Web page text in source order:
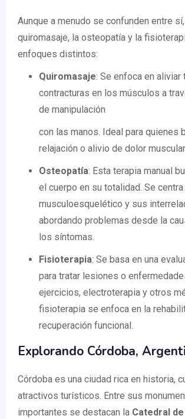
Aunque a menudo se confunden entre sí,
quiromasaje, la osteopatía y la
enfoques distintos:
Quiromasaje: Se enfoca en
contracturas en los músculos a
de manipulación
con las manos. Ideal para quienes
relajación o alivio de dolor
Osteopatía: Esta terapia manual
el cuerpo en su totalidad. Se
musculoesquelético y sus
abordando problemas desde la
los síntomas.
Fisioterapia: Se basa en una
para tratar lesiones o
ejercicios, electroterapia y otros
fisioterapia se enfoca en la
recuperación funcional.
Explorando Córdoba,
Córdoba es una ciudad rica en historia,
atractivos turísticos. Entre sus
importantes se destacan la Catedral